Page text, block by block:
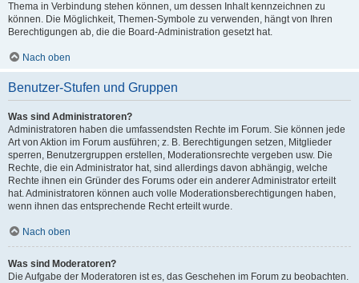
Thema in Verbindung stehen können, um dessen Inhalt kennzeichnen zu
können. Die Möglichkeit, Themen-Symbole zu verwenden, hängt von Ihren
Berechtigungen ab, die die Board-Administration gesetzt hat.
Nach oben
Benutzer-Stufen und Gruppen
Was sind Administratoren?
Administratoren haben die umfassendsten Rechte im Forum. Sie können jede
Art von Aktion im Forum ausführen; z. B. Berechtigungen setzen, Mitglieder
sperren, Benutzergruppen erstellen, Moderationsrechte vergeben usw. Die
Rechte, die ein Administrator hat, sind allerdings davon abhängig, welche
Rechte ihnen ein Gründer des Forums oder ein anderer Administrator erteilt
hat. Administratoren können auch volle Moderationsberechtigungen haben,
wenn ihnen das entsprechende Recht erteilt wurde.
Nach oben
Was sind Moderatoren?
Die Aufgabe der Moderatoren ist es, das Geschehen im Forum zu beobachten.